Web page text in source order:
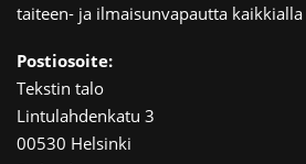
taiteen- ja ilmaisunvapautta kaikkialla
Postiosoite:
Tekstin talo
Lintulahdenkatu 3
00530 Helsinki